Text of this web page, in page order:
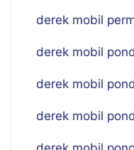
derek mobil
derek mobil
derek mobil
derek mobil